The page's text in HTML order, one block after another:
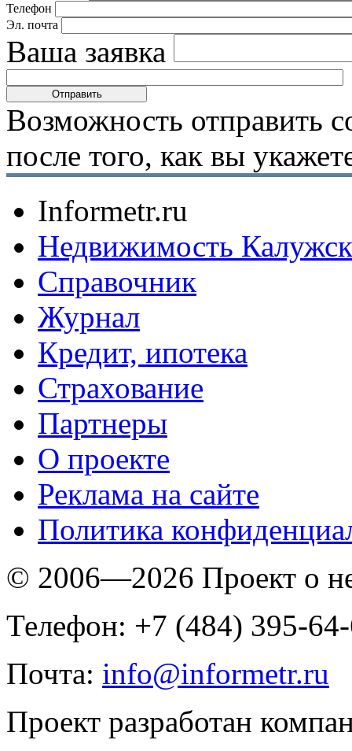
Телефон
Эл. почта
Ваша заявка
Возможность отправить
после того, как вы
Informetr.ru
Недвижимость
Справочник
Журнал
Кредит, ипотека
Страхование
Партнеры
O проекте
Реклама на сайте
Политика
© 2006—2026 Проект о
Телефон: +7 (484) 395-
Почта: info@informetr.ru
Проект разработан